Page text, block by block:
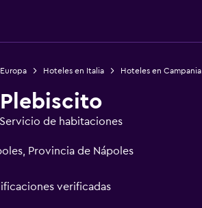
Hoteles en Italia Hoteles en Campania
de habitaciones
Provincia de Nápoles
verificadas